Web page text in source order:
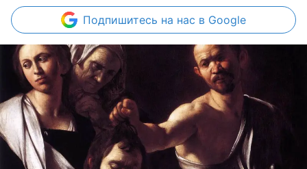
Подпишитесь на нас в Google